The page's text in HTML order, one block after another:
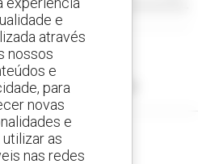
à sua pesquisa.
e
através
nossos
e
para
novas
e
utilizar as
nas redes